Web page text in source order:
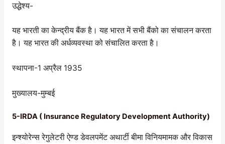
उद्धेश्य-
यह भारती का केन्द्रीय बैंक है। यह भारत में सभी बैंको का संचालन करता
है। यह भारत की अर्धव्यवस्था को संचालित करता है।
स्थापना-1 अप्रैल 1935
मुख्यालय-मुम्बई
5-IRDA ( Insurance Regulatory Development Authority)
इन्श्योरेन्स रेगुलेटरी ऐण्ड डेवलपमेंट अथार्टी बीमा विनियमामक और विकास